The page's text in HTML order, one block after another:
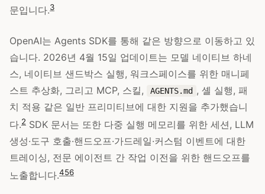
문입니다.3
OpenAI는 Agents SDK를 통해 같은 방향으로 이동하고 있
습니다. 2026년 4월 15일 업데이트는 모델 네이티브 하네
스, 네이티브 샌드박스 실행, 워크스페이스를 위한 매니페
스트 추상화, 그리고 MCP, 스킬,
AGENTS.md , 셸 실행, 패
치 적용 같은 일반 프리미티브에 대한 지원을 추가했습니
다.2 SDK 문서는 또한 다중 실행 메모리를 위한 세션, LLM
생성·도구 호출·핸드오프·가드레일·커스텀 이벤트에 대한
트레이싱, 전문 에이전트 간 작업 이전을 위한 핸드오프를
노출합니다.456